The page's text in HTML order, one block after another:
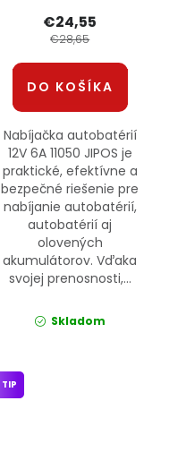
€24,55
€28,65
DO KOŠÍKA
Nabíjačka autobatérií
12V 6A 11050 JIPOS je
praktické, efektívne a
bezpečné riešenie pre
nabíjanie autobatérií,
autobatérií aj
olovených
akumulátorov. Vďaka
svojej prenosnosti,...
Skladom
TIP